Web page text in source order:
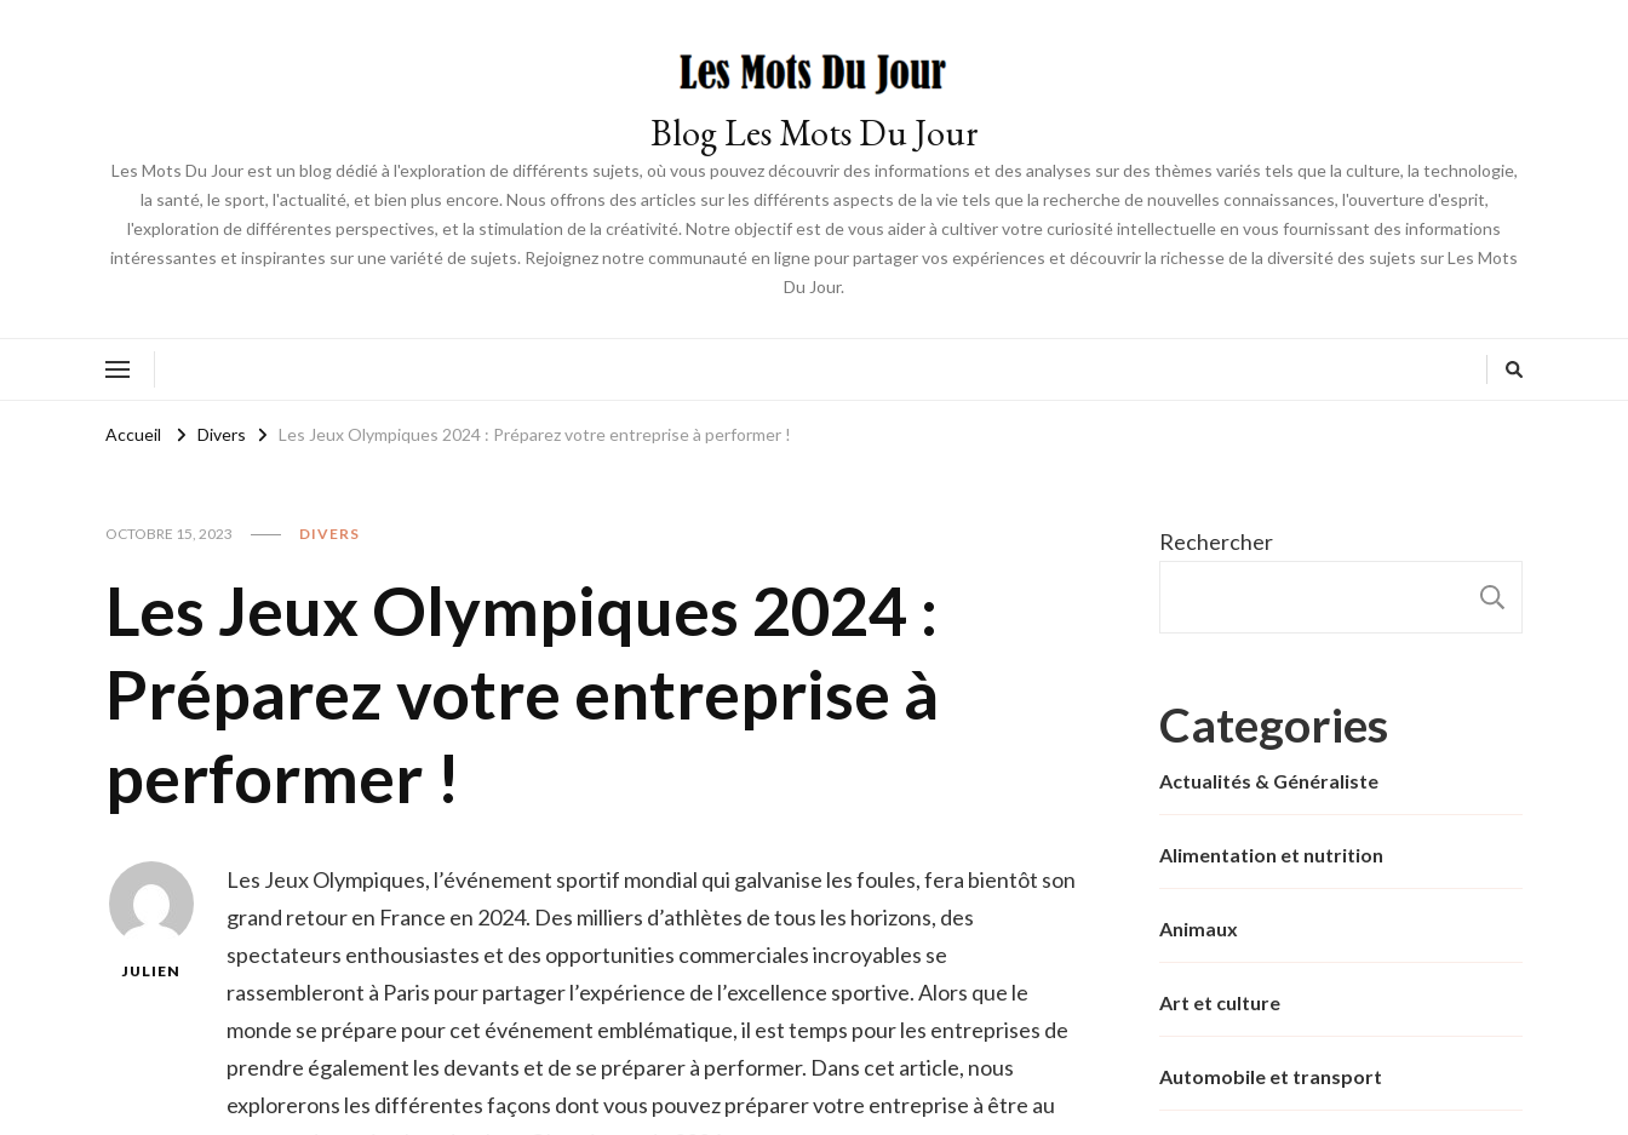
Blog Les Mots Du Jour
Les Mots Du Jour est un blog dédié à l'exploration de différents sujets, où vous pouvez découvrir des informations et des analyses sur des thèmes variés tels que la culture, la technologie,
la santé, le sport, l'actualité, et bien plus encore. Nous offrons des articles sur les différents aspects de la vie tels que la recherche de nouvelles connaissances, l'ouverture d'esprit,
l'exploration de différentes perspectives, et la stimulation de la créativité. Notre objectif est de vous aider à cultiver votre curiosité intellectuelle en vous fournissant des informations
intéressantes et inspirantes sur une variété de sujets. Rejoignez notre communauté en ligne pour partager vos expériences et découvrir la richesse de la diversité des sujets sur Les Mots
Du Jour.
Accueil Divers Les Jeux Olympiques 2024 : Préparez votre entreprise à performer !
OCTOBRE 15, 2023 DIVERS
Les Jeux Olympiques 2024 :
Préparez votre entreprise à
performer !
JULIEN
Les⁤ Jeux Olympiques,⁤ l’événement sportif ⁣mondial qui galvanise les foules, fera⁢ bientôt son
grand retour en France en 2024. Des milliers d’athlètes​ de tous les‍ horizons, des
spectateurs enthousiastes et⁣ des opportunities commerciales ⁤incroyables‍ se
rassembleront à Paris pour partager l’expérience ⁤de l’excellence ⁢sportive. ⁣Alors que le
monde se prépare pour cet événement emblématique, il est​ temps pour les entreprises de
prendre également les devants et de ⁣se préparer à ‍performer. ​Dans ⁤cet ​article, nous
explorerons les différentes façons dont vous pouvez préparer votre ‌entreprise à être au
Rechercher
Categories
Actualités & Généraliste
Alimentation et nutrition
Animaux
Art et culture
Automobile et transport